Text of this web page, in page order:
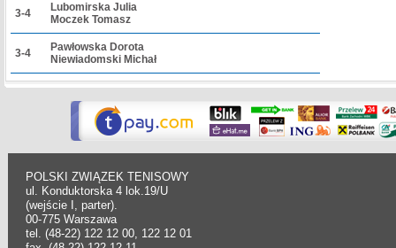
3-4
Lubomirska Julia
Moczek Tomasz
3-4
Pawłowska Dorota
Niewiadomski Michał
POLSKI ZWIĄZEK TENISOWY
ul. Konduktorska 4 lok.19/U
(wejście I, parter).
00-775 Warszawa
tel. (48-22) 122 12 00, 122 12 01